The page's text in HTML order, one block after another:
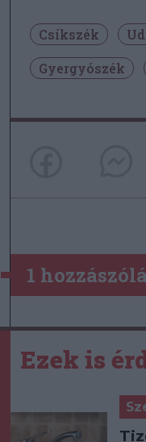
Csíkszék
Gyergyószék
1
Ezek is